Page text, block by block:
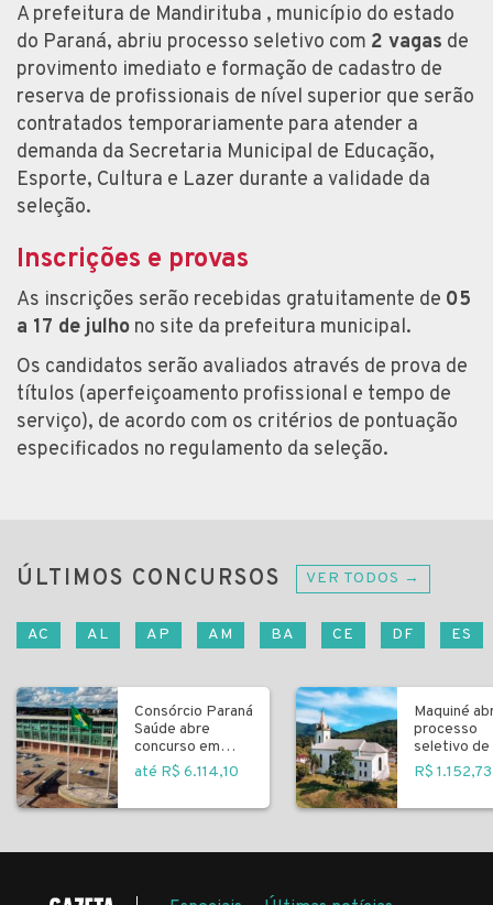
A prefeitura de Mandirituba , município do estado
do Paraná, abriu processo seletivo com 2 vagas de
provimento imediato e formação de cadastro de
reserva de profissionais de nível superior que serão
contratados temporariamente para atender a
demanda da Secretaria Municipal de Educação,
Esporte, Cultura e Lazer durante a validade da
seleção.
Inscrições e provas
As inscrições serão recebidas gratuitamente de 05
a 17 de julho no site da prefeitura municipal.
Os candidatos serão avaliados através de prova de
títulos (aperfeiçoamento profissional e tempo de
serviço), de acordo com os critérios de pontuação
especificados no regulamento da seleção.
ÚLTIMOS CONCURSOS VER TODOS →
AC AL AP AM BA CE DF ES
Consórcio Paraná
Saúde abre
concurso em
Curitiba
até R$ 6.114,10
Maquiné
processo
seletivo de
R$ 1.152,73